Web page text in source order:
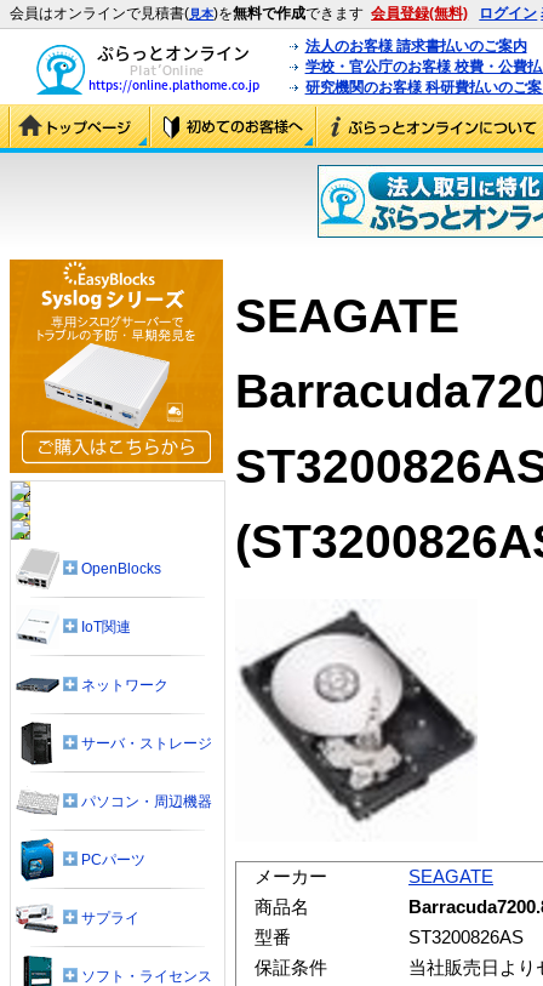
会員はオンラインで見積書(見本)を無料で作成できます 会員登録(無料) ログイン
法人のお客様 請求書払いのご案内
学校・官公庁のお客様 校費・公費
研究機関のお客様 科研費払いのご
SEAGATE
メーカー
SEAGATE
商品名
型番
ST3200826AS
保証条件
当社販売日より
OpenBlocks
IoT関連
ネットワーク
サーバ・ストレージ
パソコン・周辺機器
PCパーツ
サプライ
ソフト・ライセンス